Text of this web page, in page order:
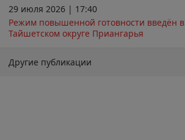
29 июля 2026 | 17:40
Режим повышенной готовности введён в
Тайшетском округе Приангарья
Другие публикации